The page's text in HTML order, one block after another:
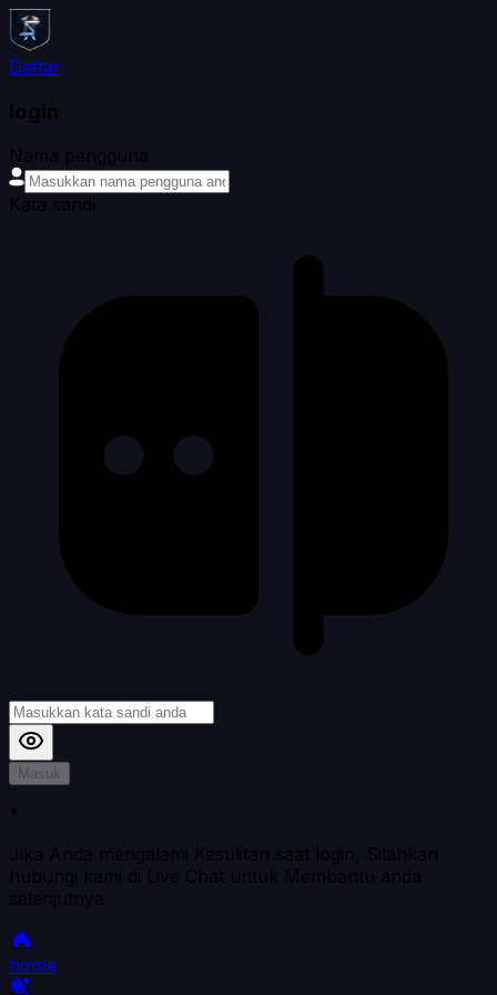
Daftar
login
Nama pengguna
Kata sandi
Masuk
*
Jika Anda mengalami Kesulitan saat login, Silahkan
hubungi kami di Live Chat untuk Membantu anda
selanjutnya
home